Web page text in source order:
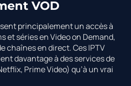
VOD
principalement un accès à
et séries en Video on Demand,
chaînes en direct. Ces IPTV
davantage à des services de
Prime Video) qu’à un vrai